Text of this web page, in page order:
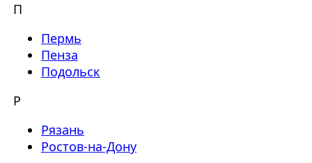
П
Пермь
Пенза
Подольск
Р
Рязань
Ростов-на-Дону